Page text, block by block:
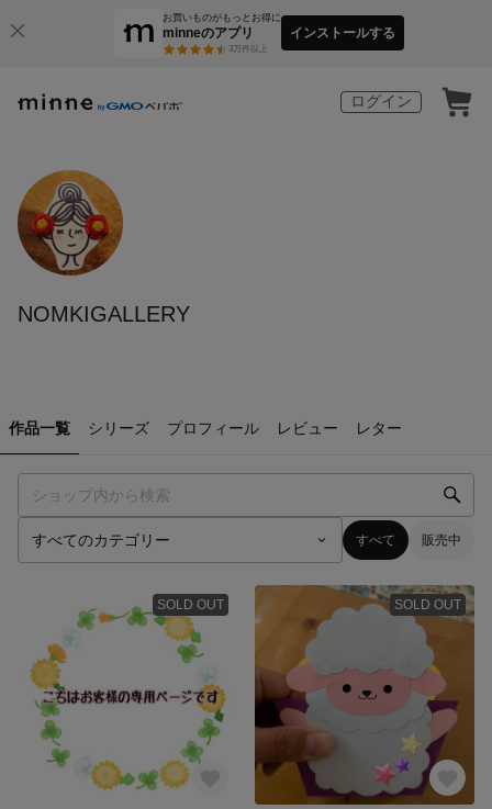
お買いものがもっとお得に
minneのアプリ
3万件以上
インストールする
ログイン
NOMKIGALLERY
作品一覧 シリーズ プロフィール レビュー レター
すべて 販売中
SOLD OUT SOLD OUT